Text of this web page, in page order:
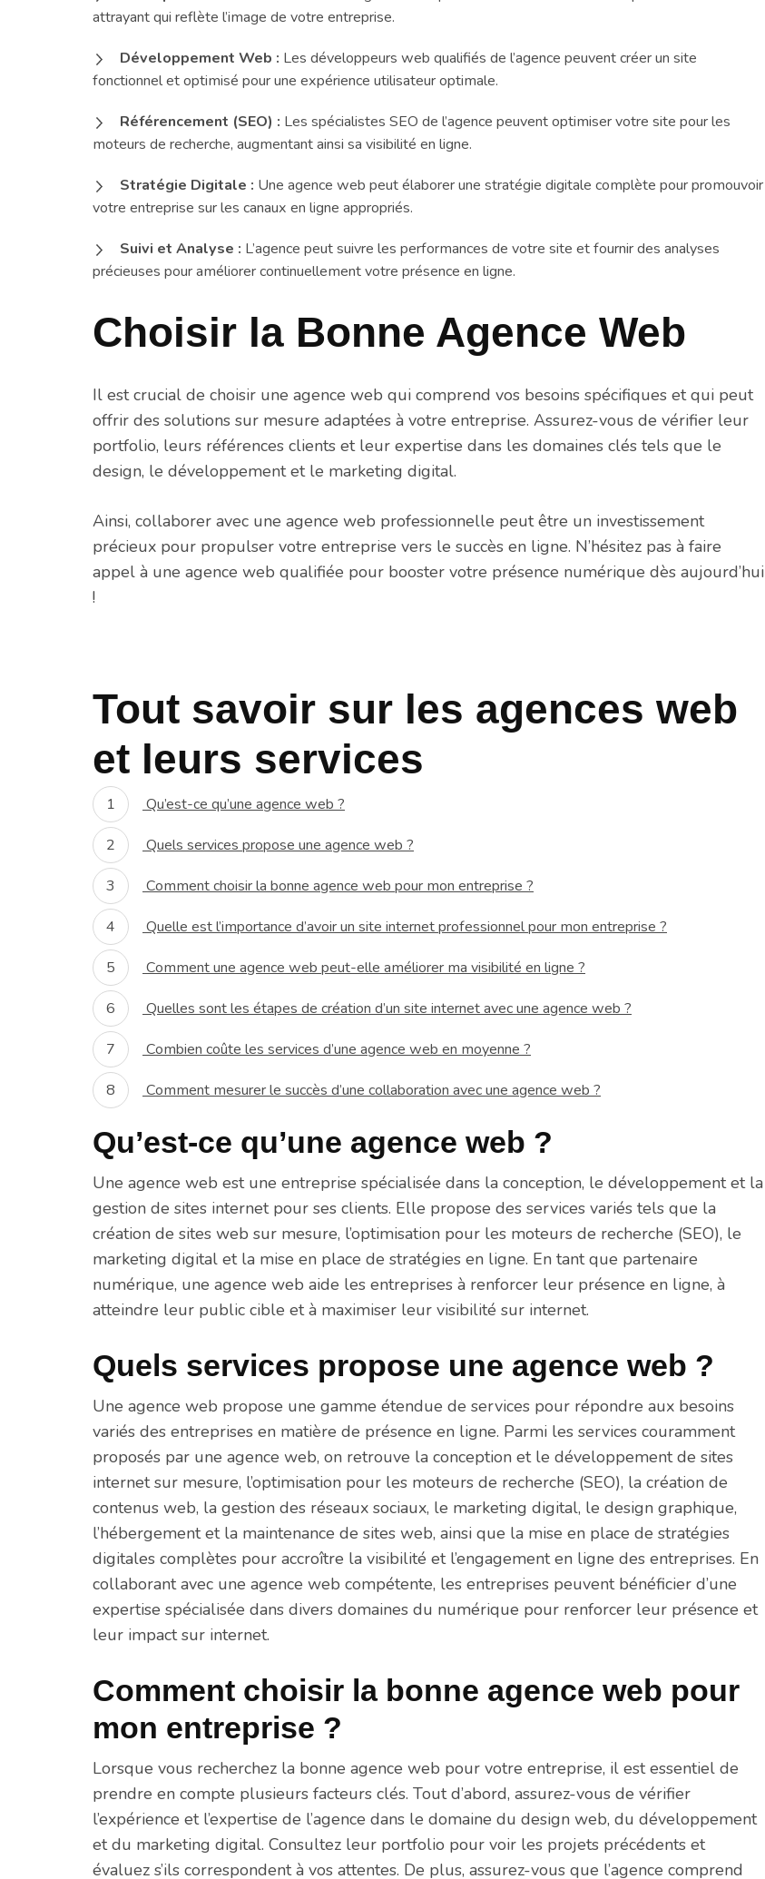
attrayant qui reflète l’image de votre entreprise.
Développement Web : Les développeurs web qualifiés de l’agence peuvent créer un site
fonctionnel et optimisé pour une expérience utilisateur optimale.
Référencement (SEO) : Les spécialistes SEO de l’agence peuvent optimiser votre site pour les
moteurs de recherche, augmentant ainsi sa visibilité en ligne.
Stratégie Digitale : Une agence web peut élaborer une stratégie digitale complète pour promouvoir
votre entreprise sur les canaux en ligne appropriés.
Suivi et Analyse : L’agence peut suivre les performances de votre site et fournir des analyses
précieuses pour améliorer continuellement votre présence en ligne.
Choisir la Bonne Agence Web
Il est crucial de choisir une agence web qui comprend vos besoins spécifiques et qui peut
offrir des solutions sur mesure adaptées à votre entreprise. Assurez-vous de vérifier leur
portfolio, leurs références clients et leur expertise dans les domaines clés tels que le
design, le développement et le marketing digital.
Ainsi, collaborer avec une agence web professionnelle peut être un investissement
précieux pour propulser votre entreprise vers le succès en ligne. N’hésitez pas à faire
appel à une agence web qualifiée pour booster votre présence numérique dès aujourd’hui
!
Tout savoir sur les agences web
et leurs services
Qu’est-ce qu’une agence web ?
Quels services propose une agence web ?
Comment choisir la bonne agence web pour mon entreprise ?
Quelle est l’importance d’avoir un site internet professionnel pour mon entreprise ?
Comment une agence web peut-elle améliorer ma visibilité en ligne ?
Quelles sont les étapes de création d’un site internet avec une agence web ?
Combien coûte les services d’une agence web en moyenne ?
Comment mesurer le succès d’une collaboration avec une agence web ?
Qu’est-ce qu’une agence web ?
Une agence web est une entreprise spécialisée dans la conception, le développement et la
gestion de sites internet pour ses clients. Elle propose des services variés tels que la
création de sites web sur mesure, l’optimisation pour les moteurs de recherche (SEO), le
marketing digital et la mise en place de stratégies en ligne. En tant que partenaire
numérique, une agence web aide les entreprises à renforcer leur présence en ligne, à
atteindre leur public cible et à maximiser leur visibilité sur internet.
Quels services propose une agence web ?
Une agence web propose une gamme étendue de services pour répondre aux besoins
variés des entreprises en matière de présence en ligne. Parmi les services couramment
proposés par une agence web, on retrouve la conception et le développement de sites
internet sur mesure, l’optimisation pour les moteurs de recherche (SEO), la création de
contenus web, la gestion des réseaux sociaux, le marketing digital, le design graphique,
l’hébergement et la maintenance de sites web, ainsi que la mise en place de stratégies
digitales complètes pour accroître la visibilité et l’engagement en ligne des entreprises. En
collaborant avec une agence web compétente, les entreprises peuvent bénéficier d’une
expertise spécialisée dans divers domaines du numérique pour renforcer leur présence et
leur impact sur internet.
Comment choisir la bonne agence web pour
mon entreprise ?
Lorsque vous recherchez la bonne agence web pour votre entreprise, il est essentiel de
prendre en compte plusieurs facteurs clés. Tout d’abord, assurez-vous de vérifier
l’expérience et l’expertise de l’agence dans le domaine du design web, du développement
et du marketing digital. Consultez leur portfolio pour voir les projets précédents et
évaluez s’ils correspondent à vos attentes. De plus, assurez-vous que l’agence comprend